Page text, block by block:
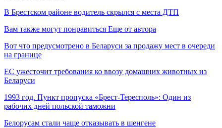
В Брестском районе водитель скрылся с места ДТП
Вам также могут понравиться Еще от автора
Вот что предусмотрено в Беларуси за продажу мест в очереди
на границе
ЕС ужесточит требования ко ввозу домашних животных из
Беларуси
1993 год. Пункт пропуска «Брест-Тересполь»: Один из
рабочих дней польской таможни
Белорусам стали чаще отказывать в шенгене